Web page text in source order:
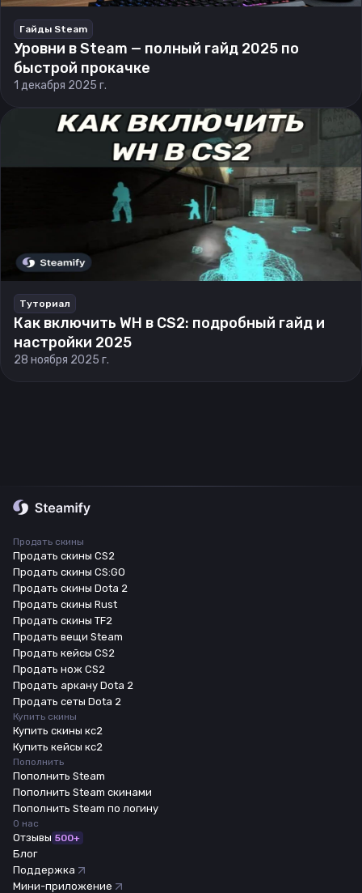
Гайды Steam
Уровни в Steam — полный гайд 2025 по
быстрой прокачке
1 декабря 2025 г.
Туториал
Как включить WH в CS2: подробный гайд и
настройки 2025
28 ноября 2025 г.
Продать скины
Продать скины CS2
Продать скины CS:GO
Продать скины Dota 2
Продать скины Rust
Продать скины TF2
Продать вещи Steam
Продать кейсы CS2
Продать нож CS2
Продать аркану Dota 2
Продать сеты Dota 2
Купить скины
Купить скины кс2
Купить кейсы кс2
Пополнить
Пополнить Steam
Пополнить Steam скинами
Пополнить Steam по логину
О нас
Отзывы 500+
Блог
Поддержка
Мини-приложение